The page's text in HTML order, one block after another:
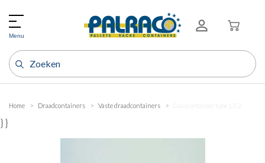
Menu
Home Draadcontainers Vaste draadcontainers
} }